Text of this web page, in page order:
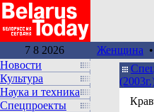
7 8 2026 Женщина •
Новости
Культура
Наука и техника
Спецпроекты